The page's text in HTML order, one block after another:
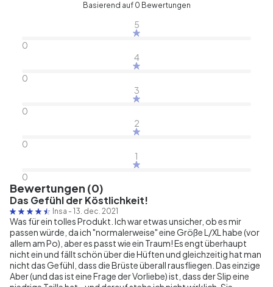
Basierend auf 0 Bewertungen
5
0
4
0
3
0
2
0
1
0
Bewertungen (0)
Das Gefühl der Köstlichkeit!
Insa - 13. dec. 2021
Was für ein tolles Produkt. Ich war etwas unsicher, ob es mir
passen würde, da ich "normalerweise" eine Größe L/XL habe (vor
allem am Po), aber es passt wie ein Traum! Es engt überhaupt
nicht ein und fällt schön über die Hüften und gleichzeitig hat man
nicht das Gefühl, dass die Brüste überall rausfliegen. Das einzige
Aber (und das ist eine Frage der Vorliebe) ist, dass der Slip eine